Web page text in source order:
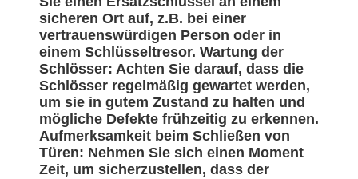
sicheren Ort auf, z.B. bei einer
vertrauenswürdigen Person oder in
einem Schlüsseltresor. Wartung der
Schlösser: Achten Sie darauf, dass die
Schlösser regelmäßig gewartet werden,
um sie in gutem Zustand zu halten und
mögliche Defekte frühzeitig zu erkennen.
Aufmerksamkeit beim Schließen von
Türen: Nehmen Sie sich einen Moment
Zeit, um sicherzustellen, dass der